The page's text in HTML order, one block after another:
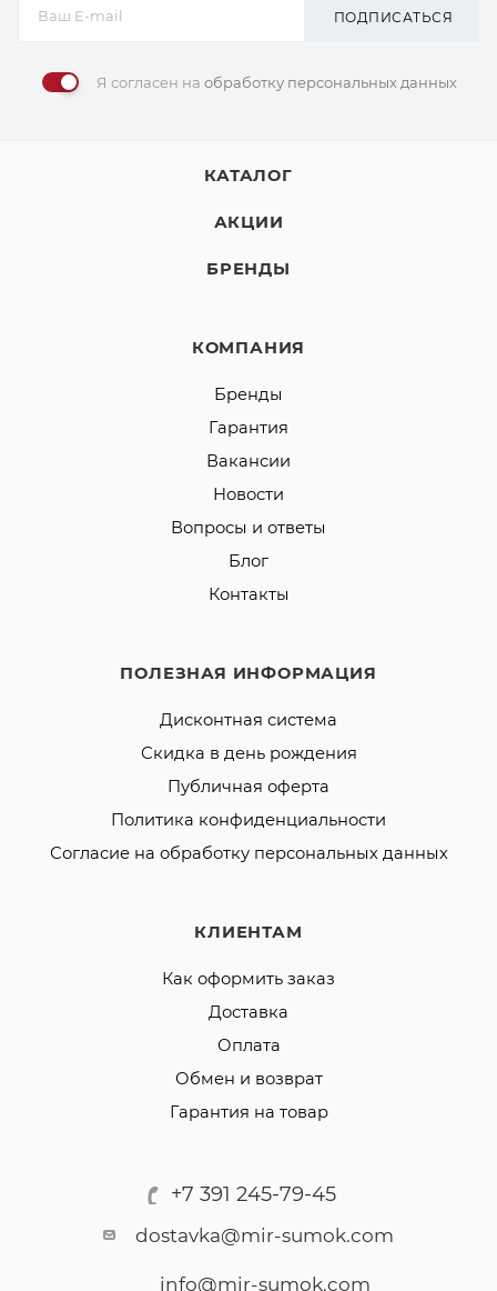
ПОДПИСАТЬСЯ
Я согласен на обработку персональных данных
КАТАЛОГ
АКЦИИ
БРЕНДЫ
КОМПАНИЯ
Бренды
Гарантия
Вакансии
Новости
Вопросы и ответы
Блог
Контакты
ПОЛЕЗНАЯ ИНФОРМАЦИЯ
Дисконтная система
Скидка в день рождения
Публичная оферта
Политика конфиденциальности
Согласие на обработку персональных данных
КЛИЕНТАМ
Как оформить заказ
Доставка
Оплата
Обмен и возврат
Гарантия на товар
+7 391 245-79-45
dostavka@mir-sumok.com
info@mir-sumok.com